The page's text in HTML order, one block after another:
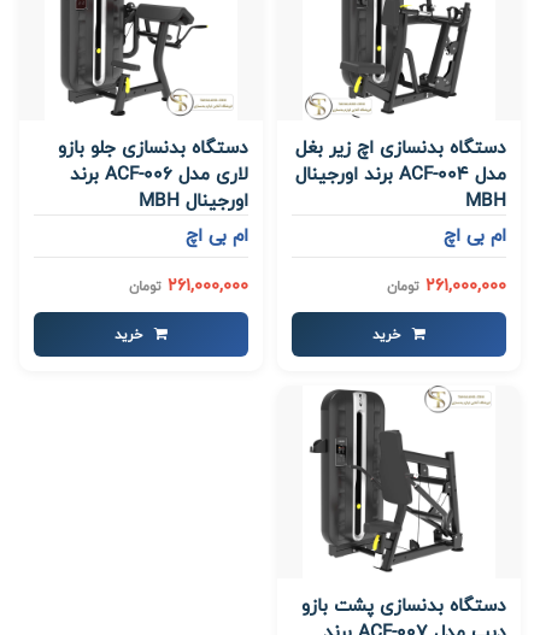
دستگاه بدنسازی اچ زیر بغل
مدل ACF-004 برند اورجینال
MBH
ام بی اچ
261,000,000 تومان
خرید
دستگاه بدنسازی جلو بازو
لاری مدل ACF-006 برند
اورجینال MBH
ام بی اچ
261,000,000 تومان
خرید
دستگاه بدنسازی پشت بازو